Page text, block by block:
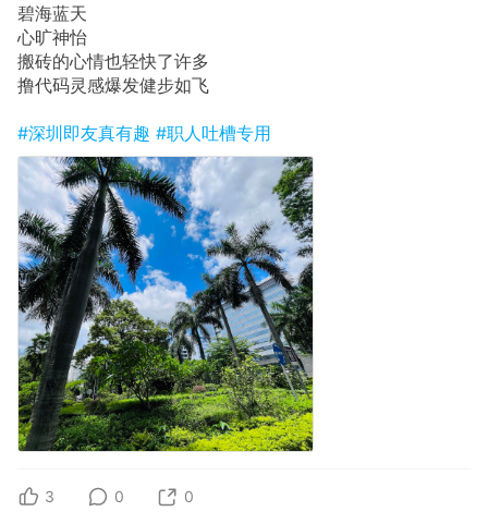
碧海蓝天
心旷神怡
搬砖的心情也轻快了许多
撸代码灵感爆发健步如飞
#深圳即友真有趣 #职人吐槽专用
3 0 0